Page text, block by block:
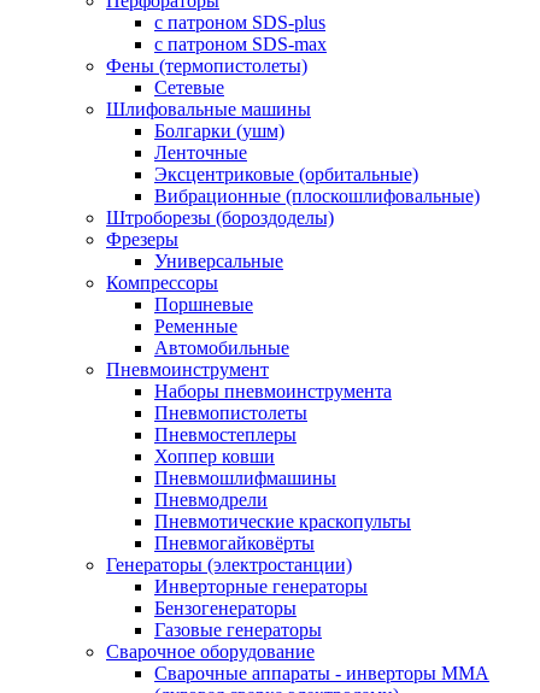
с патроном SDS-plus
с патроном SDS-max
Фены (термопистолеты)
Сетевые
Шлифовальные машины
Болгарки (ушм)
Ленточные
Эксцентриковые (орбитальные)
Вибрационные (плоскошлифовальные)
Штроборезы (бороздоделы)
Фрезеры
Универсальные
Компрессоры
Поршневые
Ременные
Автомобильные
Пневмоинструмент
Наборы пневмоинструмента
Пневмопистолеты
Пневмостеплеры
Хоппер ковши
Пневмошлифмашины
Пневмодрели
Пневмотические краскопульты
Пневмогайковёрты
Генераторы (электростанции)
Инверторные генераторы
Бензогенераторы
Газовые генераторы
Сварочное оборудование
Сварочные аппараты - инверторы ММА